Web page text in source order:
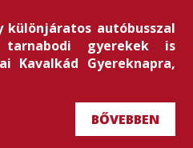
különjáratos autóbusszal
gyerekek is
Kavalkád Gyereknapra,
BŐVEBBEN